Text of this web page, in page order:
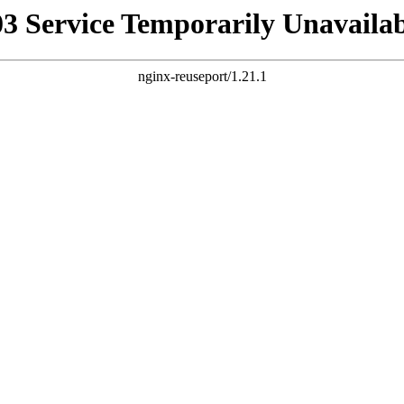
Service Temporarily
nginx-reuseport/1.21.1